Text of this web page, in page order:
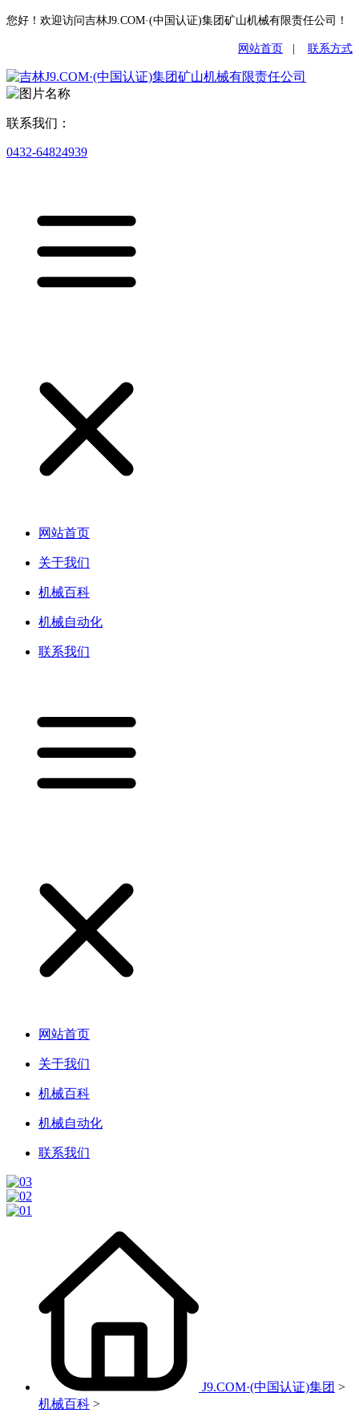
您好！欢迎访问吉林J9.COM·(中国认证)集团矿山机械有限责任公司！
网站首页 联系方式
联系我们：
0432-64824939
网站首页
关于我们
机械百科
机械自动化
联系我们
网站首页
关于我们
机械百科
机械自动化
联系我们
J9.COM·(中国认证)集团 >
机械百科 >